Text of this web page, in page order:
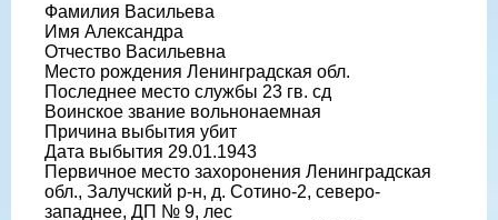
Фамилия Васильева
Имя Александра
Отчество Васильевна
Место рождения Ленинградская обл.
Последнее место службы 23 гв. сд
Воинское звание вольнонаемная
Причина выбытия убит
Дата выбытия 29.01.1943
Первичное место захоронения Ленинградская
обл., Залучский р-н, д. Сотино-2, северо-
западнее, ДП № 9, лес